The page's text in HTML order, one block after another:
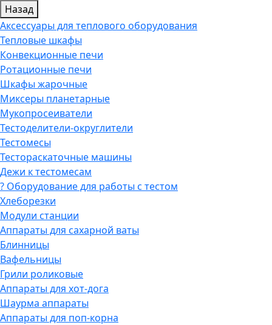
Назад
Аксессуары для теплового оборудования
Тепловые шкафы
Конвекционные печи
Ротационные печи
Шкафы жарочные
Миксеры планетарные
Мукопросеиватели
Тестоделители-округлители
Тестомесы
Тестораскаточные машины
Дежи к тестомесам
? Оборудование для работы с тестом
Хлеборезки
Модули станции
Аппараты для сахарной ваты
Блинницы
Вафельницы
Грили роликовые
Аппараты для хот-дога
Шаурма аппараты
Аппараты для поп-корна